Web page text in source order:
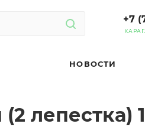
+7
НОВОСТИ
лепестка)